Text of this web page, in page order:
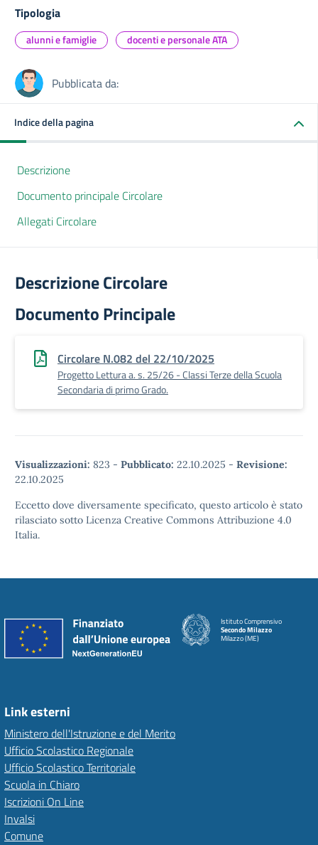
Tipologia
alunni e famiglie docenti e personale ATA
Pubblicata da:
Indice della pagina
Descrizione
Documento principale Circolare
Allegati Circolare
Descrizione Circolare
Documento Principale
Circolare N.082 del 22/10/2025
Progetto Lettura a. s. 25/26 - Classi Terze della Scuola
Secondaria di primo Grado.
Visualizzazioni: 823 - Pubblicato: 22.10.2025 - Revisione:
22.10.2025
Eccetto dove diversamente specificato, questo articolo è stato
rilasciato sotto Licenza Creative Commons Attribuzione 4.0
Italia.
Istituto Comprensivo
Secondo Milazzo
Milazzo (ME)
Link esterni
Ministero dell'Istruzione e del Merito
Ufficio Scolastico Regionale
Ufficio Scolastico Territoriale
Scuola in Chiaro
Iscrizioni On Line
Invalsi
Comune